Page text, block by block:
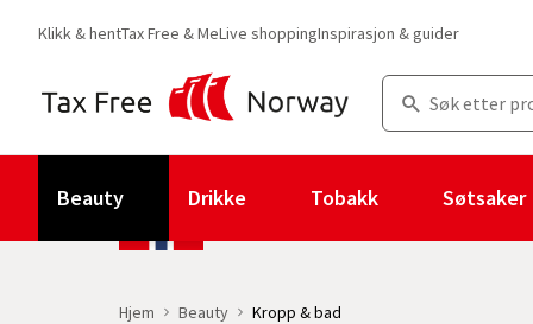
Klikk & hentTax Free & MeLive shoppingInspirasjon & guider
Beauty Drikke Tobakk Søtsaker
Hjem Beauty Kropp & bad